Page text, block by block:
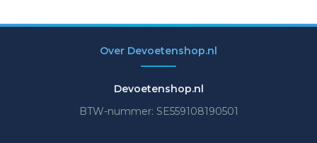
Over Devoetenshop.nl
Devoetenshop.nl
BTW-nummer: SE559108190501